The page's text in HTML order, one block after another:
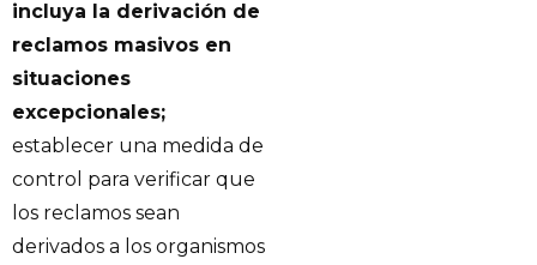
incluya la derivación de
reclamos masivos en
situaciones
excepcionales;
establecer una medida de
control para verificar que
los reclamos sean
derivados a los organismos